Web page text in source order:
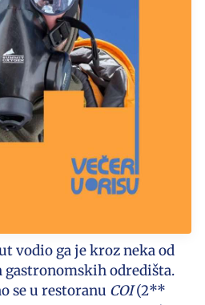
vodio ga je kroz neka od
odredišta.
se u restoranu COI(2**